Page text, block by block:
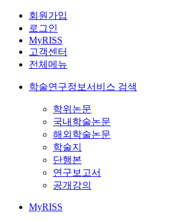
회원가입
로그인
MyRISS
고객센터
전체메뉴
학술연구정보서비스 검색
학위논문
국내학술논문
해외학술논문
학술지
단행본
연구보고서
공개강의
MyRISS